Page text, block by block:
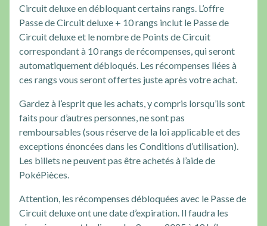
Circuit deluxe en débloquant certains rangs. L’offre
Passe de Circuit deluxe + 10 rangs inclut le Passe de
Circuit deluxe et le nombre de Points de Circuit
correspondant à 10 rangs de récompenses, qui seront
automatiquement débloqués. Les récompenses liées à
ces rangs vous seront offertes juste après votre achat.
Gardez à l’esprit que les achats, y compris lorsqu’ils sont
faits pour d’autres personnes, ne sont pas
remboursables (sous réserve de la loi applicable et des
exceptions énoncées dans les Conditions d’utilisation).
Les billets ne peuvent pas être achetés à l’aide de
PokéPièces.
Attention, les récompenses débloquées avec le Passe de
Circuit deluxe ont une date d’expiration. Il faudra les